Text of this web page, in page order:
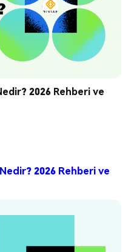
2026 Rehberi ve
2026 Rehberi ve